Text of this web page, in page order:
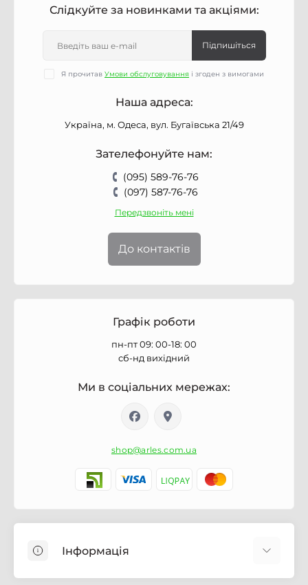
Слідкуйте за новинками та акціями:
Підпишіться
Я прочитав Умови обслуговування і згоден з вимогами
Наша адреса:
Україна, м. Одеса, вул. Бугаївська 21/49
Зателефонуйте нам:
(095) 589-76-76
(097) 587-76-76
Передзвоніть мені
До контактів
Графік роботи
пн-пт 09: 00-18: 00
сб-нд вихідний
Ми в соціальних мережах:
shop@arles.com.ua
Інформація